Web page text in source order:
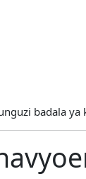
badala